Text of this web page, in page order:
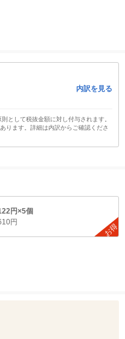
内訳を見る
として税抜金額に対し付与されます。
ります。詳細は内訳からご確認くださ
円×5個
円
お得